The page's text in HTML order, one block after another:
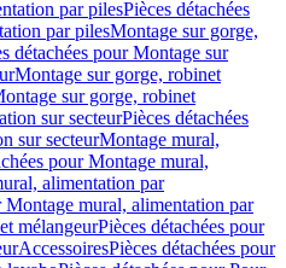
par pilesPièces détachées
par pilesMontage sur gorge,
détachées pour Montage sur
Montage sur gorge, robinet
sur gorge, robinet
sur secteurPièces détachées
sur secteurMontage mural,
pour Montage mural,
alimentation par
Montage mural, alimentation par
mélangeurPièces détachées pour
AccessoiresPièces détachées pour